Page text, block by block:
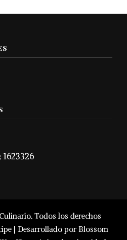
Todos los derechos
| Desarrollado por Blossom